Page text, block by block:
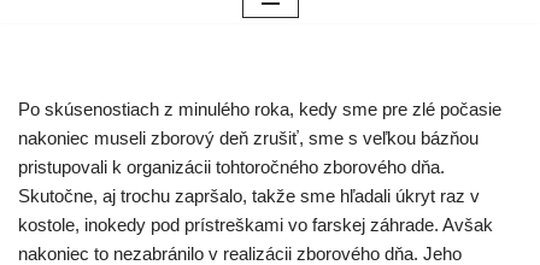
Po skúsenostiach z minulého roka, kedy sme pre zlé počasie
nakoniec museli zborový deň zrušiť, sme s veľkou bázňou
pristupovali k organizácii tohtoročného zborového dňa.
Skutočne, aj trochu zapršalo, takže sme hľadali úkryt raz v
kostole, inokedy pod prístreškami vo farskej záhrade. Avšak
nakoniec to nezabránilo v realizácii zborového dňa. Jeho